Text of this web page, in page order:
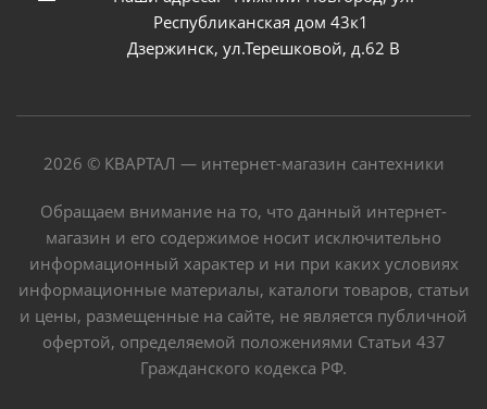
Республиканская дом 43к1
Дзержинск, ул.Терешковой, д.62 В
2026 © КВАРТАЛ — интернет-магазин сантехники
Обращаем внимание на то, что данный интернет-
магазин и его содержимое носит исключительно
информационный характер и ни при каких условиях
информационные материалы, каталоги товаров, статьи
и цены, размещенные на сайте, не является публичной
офертой, определяемой положениями Статьи 437
Гражданского кодекса РФ.